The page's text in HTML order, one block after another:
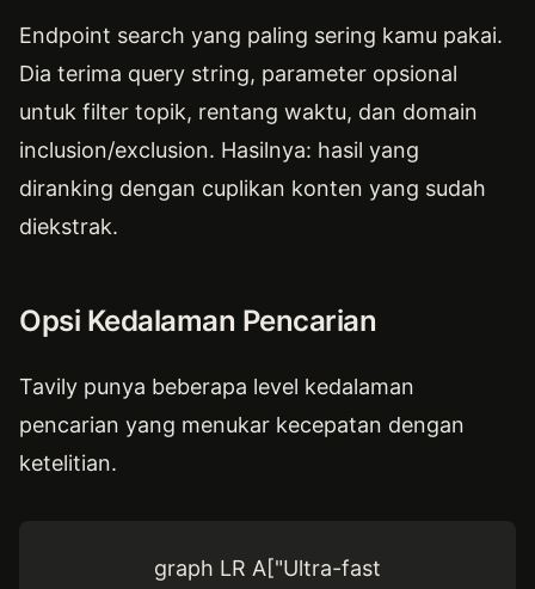
Endpoint search yang paling sering kamu pakai.
Dia terima query string, parameter opsional
untuk filter topik, rentang waktu, dan domain
inclusion/exclusion. Hasilnya: hasil yang
diranking dengan cuplikan konten yang sudah
diekstrak.
Opsi Kedalaman Pencarian
Tavily punya beberapa level kedalaman
pencarian yang menukar kecepatan dengan
ketelitian.
graph LR A["Ultra-fast